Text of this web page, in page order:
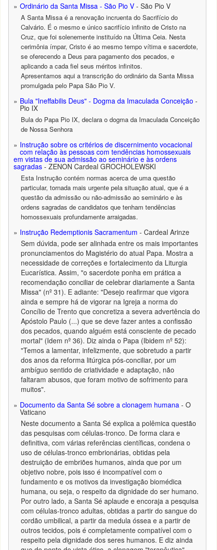
Ordinário da Santa Missa - São Pio V - São Pio V
A Santa Missa é a renovação incruenta do Sacrifício do
Calvário. É o mesmo e único sacrifício infinito de Cristo na
Cruz, que foi solenemente instituído na Última Ceia. Nesta
cerimônia ímpar, Cristo é ao mesmo tempo vítima e sacerdote,
se oferecendo a Deus para pagamento dos pecados, e
aplicando a cada fiel seus méritos infinitos.
Apresentamos aqui a transcrição do ordinário da Santa Missa
promulgada pelo Papa São Pio V.
Bula "Ineffabilis Deus" - Dogma da Imaculada Conceição -
Pio IX
Bula do Papa Pio IX, declara o dogma da Imaculada Conceição
de Nossa Senhora
Instrução sobre os critérios de discernimento vocacional
com relação às pessoas com tendências homossexuais
em vistas de sua admissão ao seminário e às ordens
sagradas - ZENON Cardeal GROCHOLEWSKI
Esta Instrução contém normas acerca de uma questão
particular, tornada mais urgente pela situação atual, que é a
questão da admissão ou não-admissão ao seminário e às
ordens sagradas de candidatos que tenham tendências
homossexuais profundamente arraigadas.
Instrução Redemptionis Sacramentum - Cardeal Arinze
Sem dúvida, pode ser alinhada entre os mais importantes
pronunciamentos do Magistério do atual Papa. Mostra a
necessidade de correções e fortalecimento da Liturgia
Eucarística. Assim, "o sacerdote ponha em prática a
recomendação conciliar de celebrar diariamente a Santa
Missa" (nº 31). E adiante: "Desejo reafirmar que vigora
ainda e sempre há de vigorar na Igreja a norma do
Concílio de Trento que concretiza a severa advertência do
Apóstolo Paulo (...) que se deve fazer antes a confissão
dos pecados, quando alguém está consciente de pecado
mortal" (Idem nº 36). Diz ainda o Papa (Ibidem nº 52):
"Temos a lamentar, infelizmente, que sobretudo a partir
dos anos da reforma litúrgica pós-conciliar, por um
ambíguo sentido de criatividade e adaptação, não
faltaram abusos, que foram motivo de sofrimento para
muitos".
Documento da Santa Sé sobre a clonagem humana - O
Vaticano
Neste documento a Santa Sé explica a polêmica questão
das pesquisas com células-tronco. De forma clara e
definitiva, com várias referências científicas, condena o
uso de células-tronco embrionárias, obtidas pela
destruição de embriões humanos, ainda que por um
objetivo nobre, pois isso é incompatível com o
fundamento e os motivos da investigação biomédica
humana, ou seja, o respeito da dignidade do ser humano.
Por outro lado, a Santa Sé aplaude e encoraja a pesquisa
com células-tronco adultas, obtidas a partir do sangue do
cordão umbilical, a partir da medula óssea e a partir de
outros tecidos, pois é completamente compatível com o
respeito pela dignidade dos seres humanos. E diz ainda